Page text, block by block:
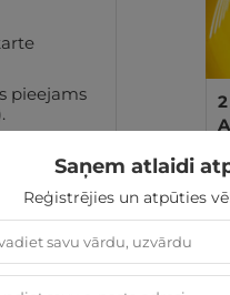
pieejams
129€
Saņem atlaidi
Reģistrējies un atpūties